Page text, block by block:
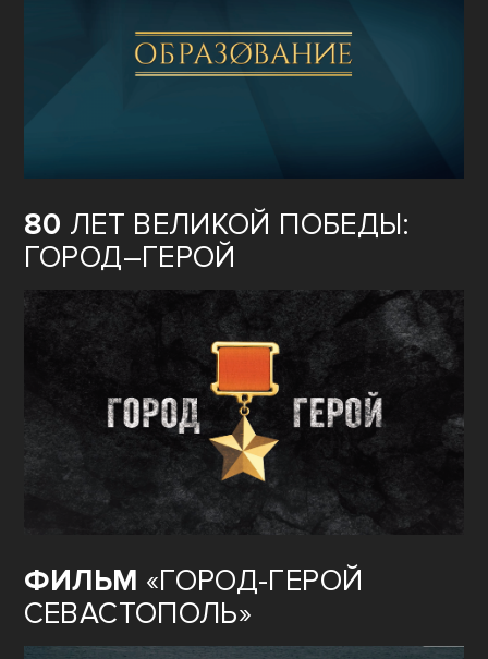
80 ЛЕТ ВЕЛИКОЙ ПОБЕДЫ:
ГОРОД–ГЕРОЙ
ФИЛЬМ «ГОРОД-ГЕРОЙ
СЕВАСТОПОЛЬ»